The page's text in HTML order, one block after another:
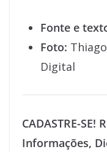
Fonte e
Foto:
Digital
CADASTRE-SE!
Informações,